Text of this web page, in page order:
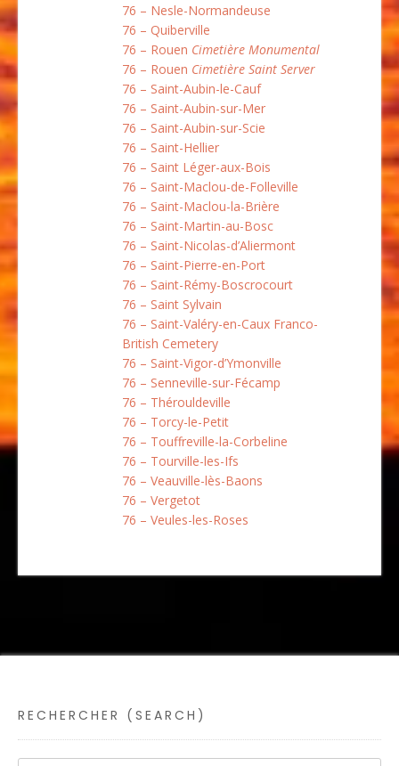
76 – Nesle-Normandeuse
76 – Quiberville
76 – Rouen Cimetière Monumental
76 – Rouen Cimetière Saint Server
76 – Saint-Aubin-le-Cauf
76 – Saint-Aubin-sur-Mer
76 – Saint-Aubin-sur-Scie
76 – Saint-Hellier
76 – Saint Léger-aux-Bois
76 – Saint-Maclou-de-Folleville
76 – Saint-Maclou-la-Brière
76 – Saint-Martin-au-Bosc
76 – Saint-Nicolas-d’Aliermont
76 – Saint-Pierre-en-Port
76 – Saint-Rémy-Boscrocourt
76 – Saint Sylvain
76 – Saint-Valéry-en-Caux Franco-
British Cemetery
76 – Saint-Vigor-d’Ymonville
76 – Senneville-sur-Fécamp
76 – Thérouldeville
76 – Torcy-le-Petit
76 – Touffreville-la-Corbeline
76 – Tourville-les-Ifs
76 – Veauville-lès-Baons
76 – Vergetot
76 – Veules-les-Roses
RECHERCHER (SEARCH)